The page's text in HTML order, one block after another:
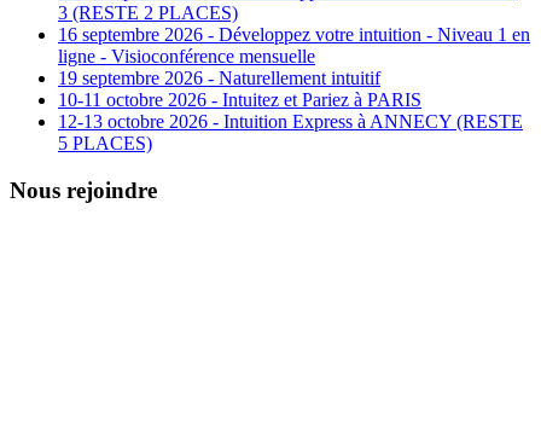
3 (RESTE 2 PLACES)
16 septembre 2026 - Développez votre intuition - Niveau 1 en
ligne - Visioconférence mensuelle
19 septembre 2026 - Naturellement intuitif
10-11 octobre 2026 - Intuitez et Pariez à PARIS
12-13 octobre 2026 - Intuition Express à ANNECY (RESTE
5 PLACES)
Nous rejoindre